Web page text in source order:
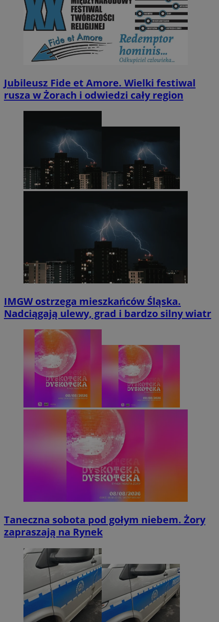
Jubileusz Fide et Amore. Wielki festiwal
rusza w Żorach i odwiedzi cały region
IMGW ostrzega mieszkańców Śląska.
Nadciągają ulewy, grad i bardzo silny wiatr
Taneczna sobota pod gołym niebem. Żory
zapraszają na Rynek